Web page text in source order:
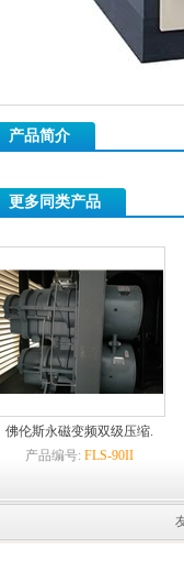
产品简介
更多同类产品
佛伦斯永磁变频双级压缩.
产品编号:FLS-90II